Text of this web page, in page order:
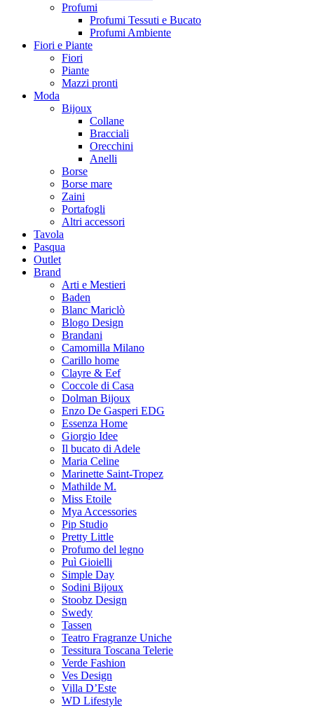
Profumi
Profumi Tessuti e Bucato
Profumi Ambiente
Fiori e Piante
Fiori
Piante
Mazzi pronti
Moda
Bijoux
Collane
Bracciali
Orecchini
Anelli
Borse
Borse mare
Zaini
Portafogli
Altri accessori
Tavola
Pasqua
Outlet
Brand
Arti e Mestieri
Baden
Blanc Mariclò
Blogo Design
Brandani
Camomilla Milano
Carillo home
Clayre & Eef
Coccole di Casa
Dolman Bijoux
Enzo De Gasperi EDG
Essenza Home
Giorgio Idee
Il bucato di Adele
Maria Celine
Marinette Saint-Tropez
Mathilde M.
Miss Etoile
Mya Accessories
Pip Studio
Pretty Little
Profumo del legno
Puì Gioielli
Simple Day
Sodini Bijoux
Stoobz Design
Swedy
Tassen
Teatro Fragranze Uniche
Tessitura Toscana Telerie
Verde Fashion
Ves Design
Villa D’Este
WD Lifestyle